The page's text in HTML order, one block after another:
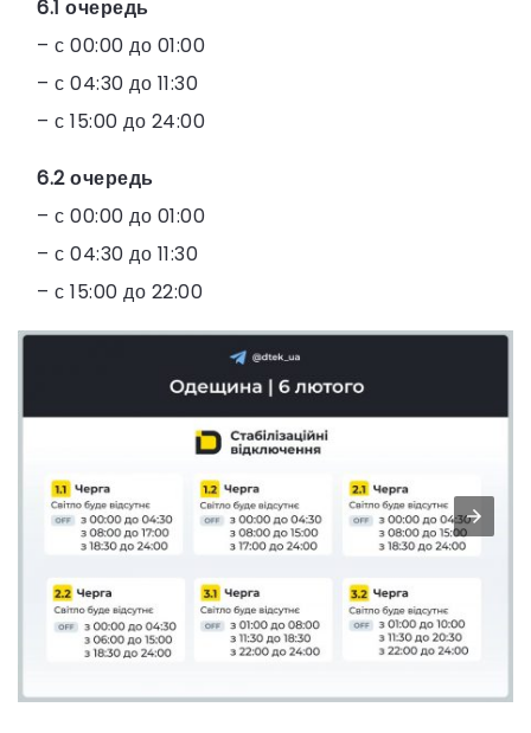
6.1 очередь
– с 00:00 до 01:00
– с 04:30 до 11:30
– с 15:00 до 24:00
6.2 очередь
– с 00:00 до 01:00
– с 04:30 до 11:30
– с 15:00 до 22:00